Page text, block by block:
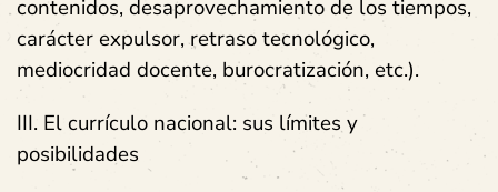
contenidos, desaprovechamiento de los tiempos,
carácter expulsor, retraso tecnológico,
mediocridad docente, burocratización, etc.).
III. El currículo nacional: sus límites y
posibilidades